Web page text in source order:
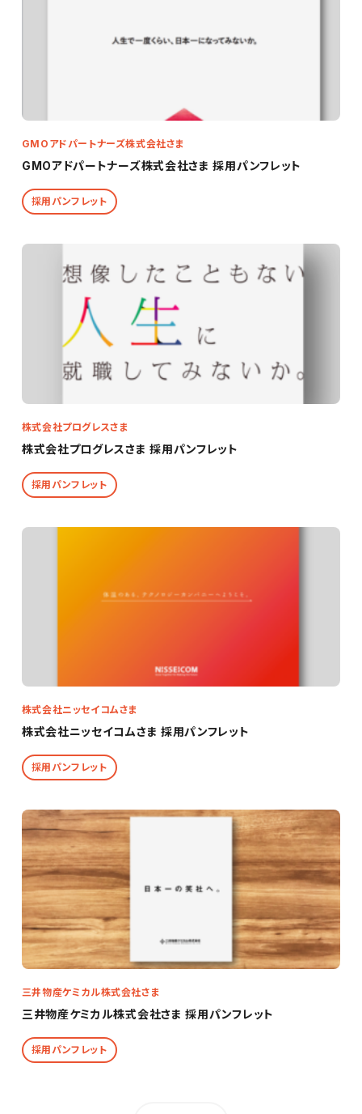
GMOアドパートナーズ株式会社さま
GMOアドパートナーズ株式会社さま 採用パンフレット
採用パンフレット
株式会社プログレスさま
株式会社プログレスさま 採用パンフレット
採用パンフレット
株式会社ニッセイコムさま
株式会社ニッセイコムさま 採用パンフレット
採用パンフレット
三井物産ケミカル株式会社さま
三井物産ケミカル株式会社さま 採用パンフレット
採用パンフレット